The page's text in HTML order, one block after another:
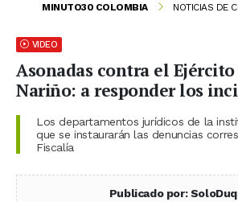
MINUTO30 COLOMBIA NOTICIAS DE
VIDEO
Asonadas contra el
Nariño: a responder los
Los departamentos jurídicos de la
que se instaurarán las denuncias
Fiscalía
Publicado por: